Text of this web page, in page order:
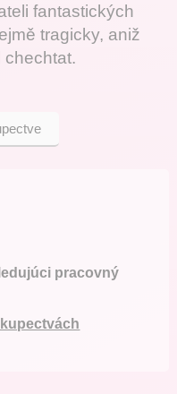
fantastických
tragicky, aniž
chechtat.
pracovný